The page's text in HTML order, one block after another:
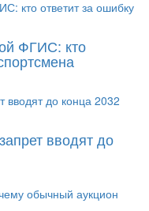
ФГИС: кто
вводят до